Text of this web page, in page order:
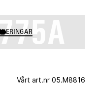
Vårt art.nr 05.M8816